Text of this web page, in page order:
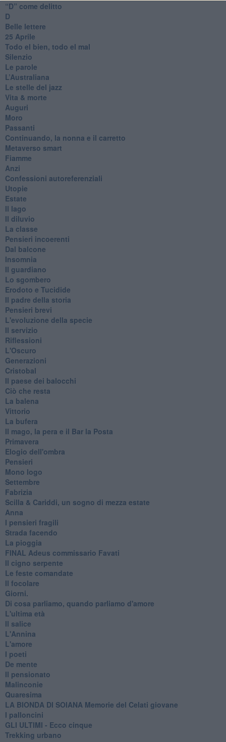
​“D” come delitto
D
Belle lettere
25 Aprile
Todo el bien, todo el mal
Silenzio
Le parole
​L’Australiana
Le stelle del jazz
Vita & morte
Auguri
Moro
Passanti
Continuando, la nonna e il carretto
Metaverso smart
Fiamme
Anzi
Confessioni autoreferenziali
Utopie
Estate
Il lago
Il diluvio
La classe
Pensieri incoerenti
Dal balcone
Insomnia
Il guardiano
Lo sgombero
Erodoto e Tucidide
Il padre della storia
Pensieri brevi
L'evoluzione della specie
Il servizio
Riflessioni
L'Oscuro
Generazioni
Cristobal
Il paese dei balocchi
Ciò che resta
La balena
Vittorio
La bufera
Il mago, la pera e il Bar la Posta
Primavera
Elogio dell'ombra
Pensieri
Mono logo
Settembre
Fabrizia
​Scilla & Cariddi, un sogno di mezza estate
Anna
I pensieri fragili
Strada facendo
La pioggia
FINAL Adeus commissario Favati
Il cigno serpente
Le feste comandate
Il focolare
Giorni.
Di cosa parliamo, quando parliamo d'amore
L'ultima età
Il salice
L'Annina
L'amore
I poeti
De mente
Il pensionato
Malinconie
Quaresima
LA BIONDA DI SOIANA Memorie del Celati giovane
I palloncini
GLI ULTIMI - Ecco cinque
Trekking urbano